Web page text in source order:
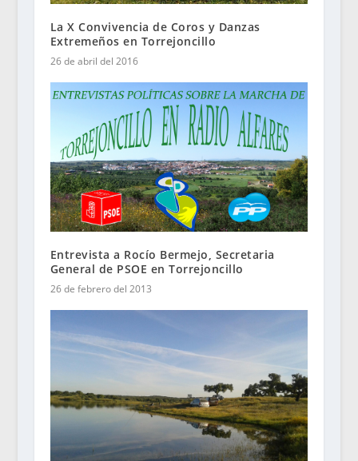
La X Convivencia de Coros y Danzas
Extremeños en Torrejoncillo
26 de abril del 2016
Entrevista a Rocío Bermejo, Secretaria
General de PSOE en Torrejoncillo
26 de febrero del 2013